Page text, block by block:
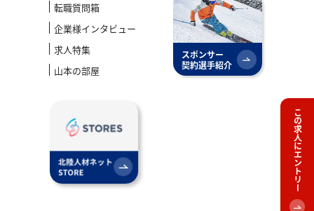
この求人にエントリー
転職質問箱
企業様インタビュー
求人特集
山本の部屋
スポンサー
契約選手紹介